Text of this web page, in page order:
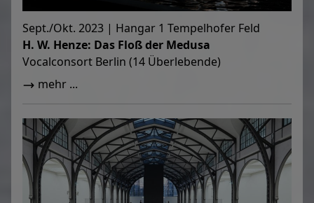
Sept./Okt. 2023 | Hangar 1 Tempelhofer Feld
H. W. Henze: Das Floß der Medusa
Vocalconsort Berlin (14 Überlebende)
mehr ...